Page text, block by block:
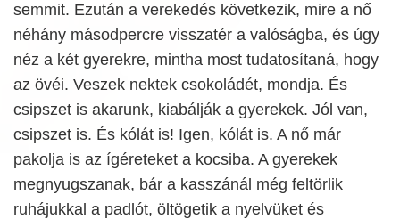
semmit. Ezután a verekedés következik, mire a nő
néhány másodpercre visszatér a valóságba, és úgy
néz a két gyerekre, mintha most tudatosítaná, hogy
az övéi. Veszek nektek csokoládét, mondja. És
csipszet is akarunk, kiabálják a gyerekek. Jól van,
csipszet is. És kólát is! Igen, kólát is. A nő már
pakolja is az ígéreteket a kocsiba. A gyerekek
megnyugszanak, bár a kasszánál még feltörlik
ruhájukkal a padlót, öltögetik a nyelvüket és